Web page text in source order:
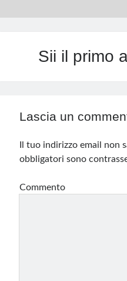
Sii il primo
Lascia un
Il tuo indirizzo email non
obbligatori sono
Commento